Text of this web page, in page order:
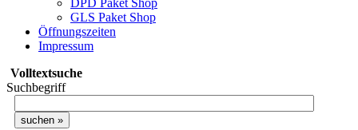
DPD Paket Shop
GLS Paket Shop
Öffnungszeiten
Impressum
Volltextsuche
Suchbegriff